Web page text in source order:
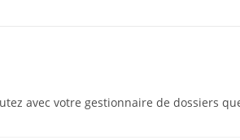
avec votre gestionnaire de dossiers